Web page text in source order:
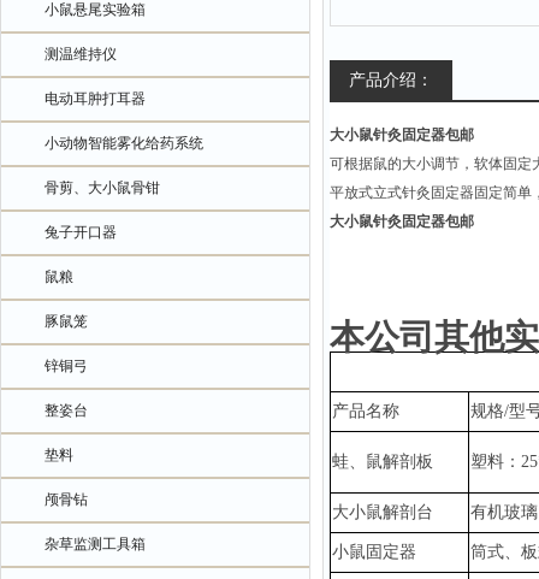
小鼠悬尾实验箱
测温维持仪
电动耳肿打耳器
小动物智能雾化给药系统
骨剪、大小鼠骨钳
兔子开口器
鼠粮
豚鼠笼
锌铜弓
整姿台
垫料
颅骨钻
杂草监测工具箱
产品介绍：
大小鼠针灸固定器包邮
可根据鼠的大小调节，软体固定
平放式立式针灸固定器固定简单
大小鼠针灸固定器包邮
本公司其他
产品名称 规格/型
蛙、鼠解剖板 塑料：
大小鼠解剖台 有机玻
小鼠固定器 筒式、